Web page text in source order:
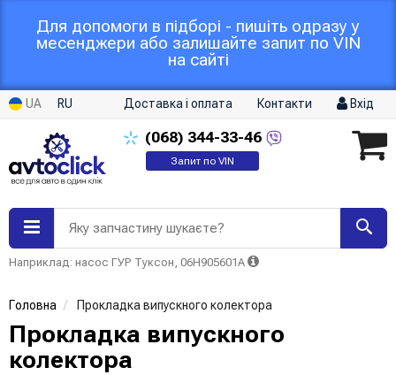
Для допомоги в підборі - пишіть одразу у
месенджери або залишайте запит по VIN
на сайті
UA RU Доставка і оплата Контакти Вхід
(068) 344-33-46
Запит по VIN
Яку запчастину шукаєте?
Наприклад: насос ГУР Туксон, 06H905601A
Головна Прокладка випускного колектора
Прокладка випускного
колектора